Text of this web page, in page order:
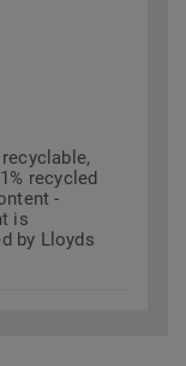
recycled
-
is
by Lloyds